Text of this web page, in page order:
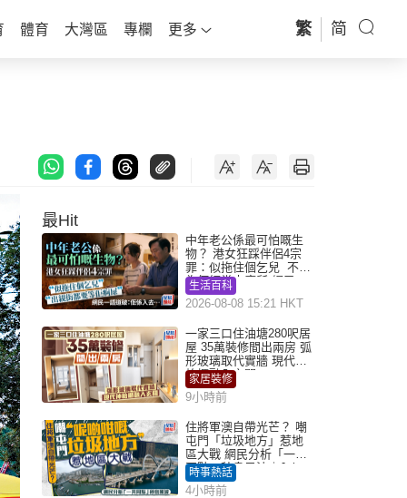
體育 大灣區 專欄 更多 繁 简
最Hit
中年老公係最可怕嘅生
物？ 港女狂踩伴侶4宗
罪：似拖住個乞兒 不解
為何經常去廁所 網民一
語道破
生活百科
2026-08-08 15:21 HKT
一家三口住油塘280呎居
屋 35萬裝修間出兩房 弧
形玻璃取代實牆 現代神
枱櫃融入玄關
家居裝修
9小時前
住將軍澳自帶光芒？ 嘲
屯門「垃圾地方」惹地
區大戰 網民分析「一共
同點」秒息風波｜Juicy
叮
時事熱話
4小時前